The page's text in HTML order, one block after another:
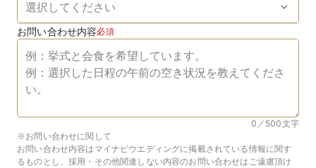
お問い合わせ内容必須
0／500文字
※お問い合わせに関して
お問い合わせ内容はマイナビウエディングに掲載されている情報に関す
るものとし、採用・その他関連しない内容のお問い合わせはご遠慮頂け